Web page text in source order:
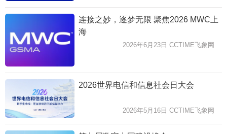
连接之妙，逐梦无限 聚焦2026 MWC上
海
2026年6月23日 CCTIME飞象网
2026世界电信和信息社会日大会
2026年5月16日 CCTIME飞象网